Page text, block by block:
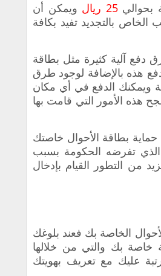
25 ريال
ويمكن أن
بالتجديد تفيد بكافة
دفع آلية كثيرة مثل بطاقة
هذه بالإضافة لوجود طرق
ويمكنك الدفع في أي مكان
هذه الأمور التي قامت بها
حماية بطاقة الأحوال خاصتك
الذي تفرضه الحكومة بسبب
من التطور القيام بإدخال
الخاصة بك فعند بلوغك
خاصة بك والتي من خلالها
عليك مع تعريف بهويتك